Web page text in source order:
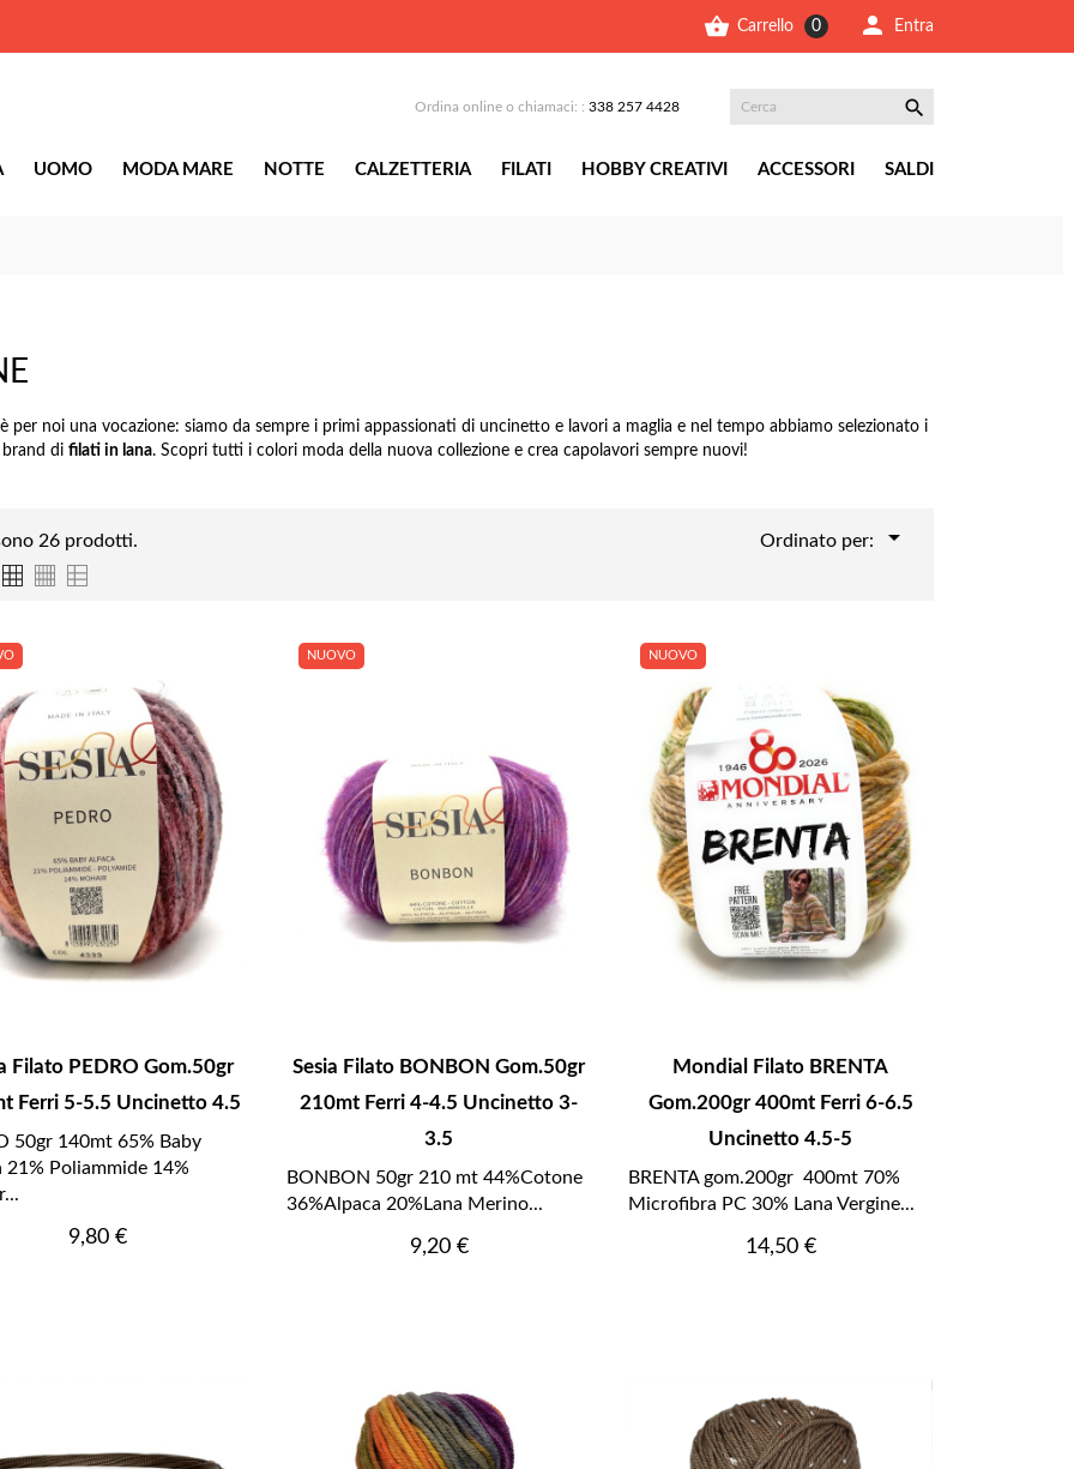
 Carrello 0  Entra
Ordina online o chiamaci: : 338 257 4428 
UOMO MODA MARE NOTTE CALZETTERIA FILATI HOBBY CREATIVI ACCESSORI SALDI
per noi una vocazione: siamo da sempre i primi appassionati di uncinetto e lavori a maglia e nel tempo abbiamo selezionato i
di filati in lana. Scopri tutti i colori moda della nuova collezione e crea capolavori sempre nuovi!
26 prodotti. Ordinato per: 
Filato PEDRO Gom.50gr
Ferri 5-5.5 Uncinetto 4.5
50gr 140mt 65% Baby
21% Poliammide 14%
Prezzo
9,80 €
Sesia Filato BONBON Gom.50gr
210mt Ferri 4-4.5 Uncinetto 3-
3.5
BONBON 50gr 210 mt 44%Cotone
36%Alpaca 20%Lana Merino...
Prezzo
9,20 €
NUOVO
Mondial Filato BRENTA
Gom.200gr 400mt Ferri 6-6.5
Uncinetto 4.5-5
BRENTA gom.200gr 400mt 70%
Microfibra PC 30% Lana Vergine...
Prezzo
14,50 €
NUOVO